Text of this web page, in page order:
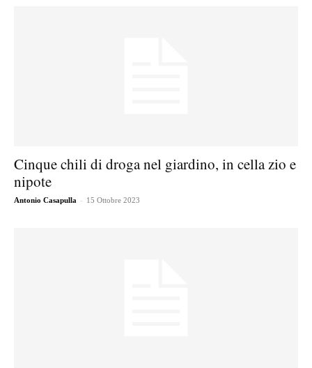
Cinque chili di droga nel giardino, in cella zio e
nipote
Antonio Casapulla - 15 Ottobre 2023